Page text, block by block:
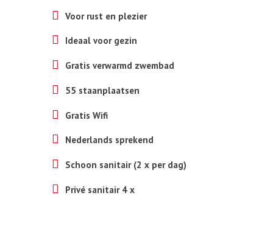
Voor rust en plezier
Ideaal voor gezin
Gratis verwarmd zwembad
55 staanplaatsen
Gratis Wifi
Nederlands sprekend
Schoon sanitair (2 x per dag)
Privé sanitair 4 x